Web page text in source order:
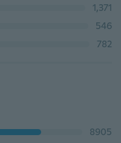
1,371
546
782
8905